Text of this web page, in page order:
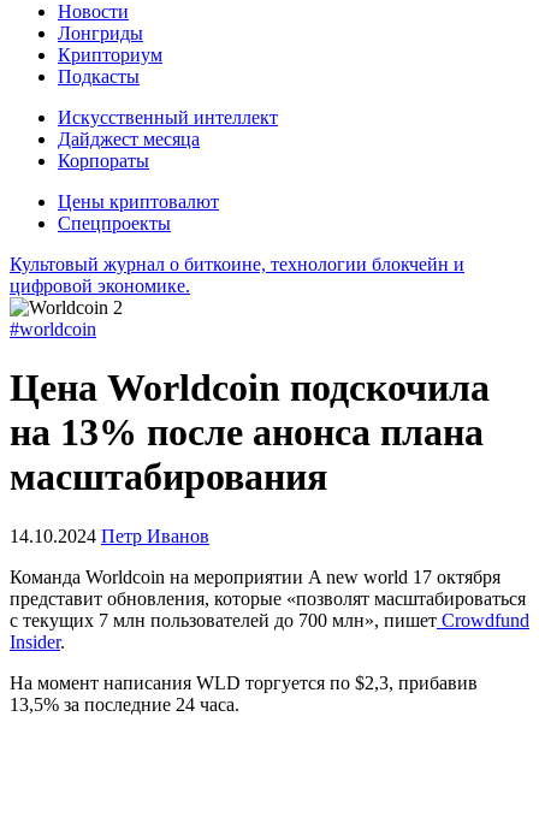
Новости
Лонгриды
Крипториум
Подкасты
Искусственный интеллект
Дайджест месяца
Корпораты
Цены криптовалют
Спецпроекты
Культовый журнал о биткоине, технологии блокчейн и
цифровой экономике.
#worldcoin
Цена Worldcoin подскочила
на 13% после анонса плана
масштабирования
14.10.2024 Петр Иванов
Команда Worldcoin на мероприятии A new world 17 октября
представит обновления, которые «позволят масштабироваться
с текущих 7 млн пользователей до 700 млн», пишет Crowdfund
Insider.
На момент написания WLD торгуется по $2,3, прибавив
13,5% за последние 24 часа.